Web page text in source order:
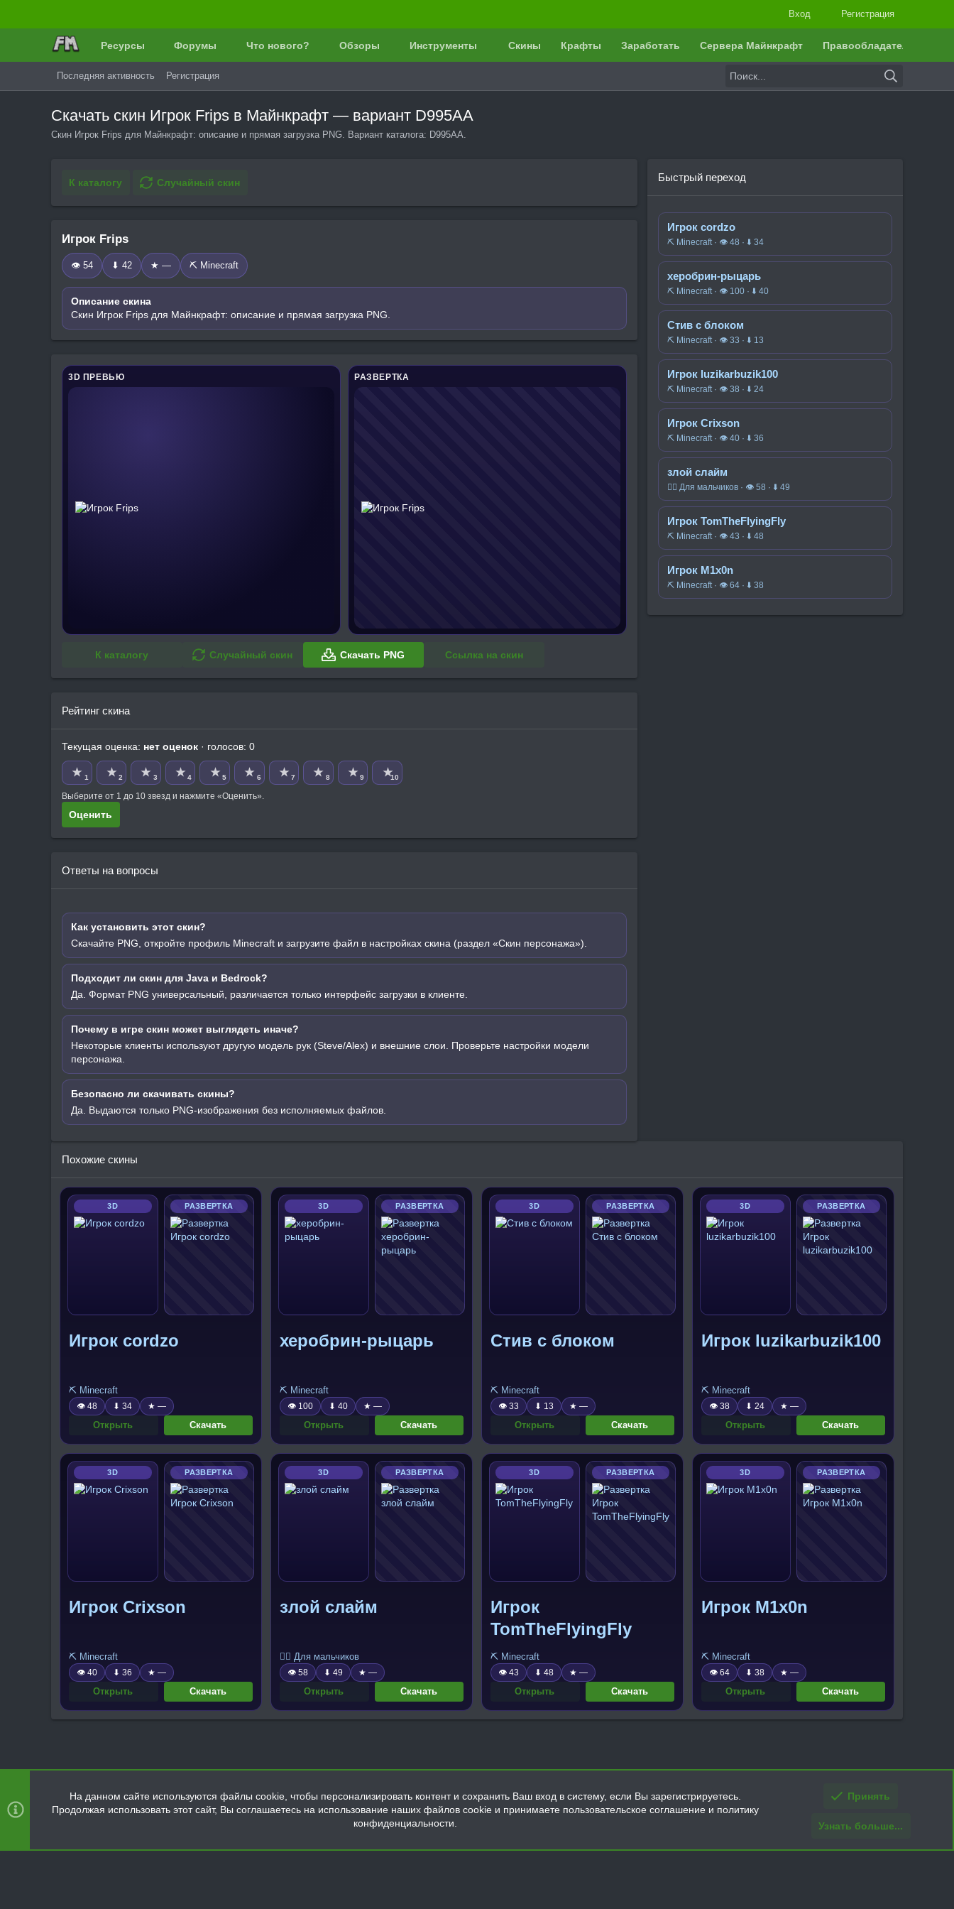
Вход Регистрация
Ресурсы Форумы Что нового? Обзоры Инструменты Скины Крафты Заработать Сервера Майнкрафт Правообладателям
Последняя активность Регистрация
Скачать скин Игрок Frips в Майнкрафт — вариант D995AA
Скин Игрок Frips для Майнкрафт: описание и прямая загрузка PNG. Вариант каталога: D995AA.
К каталогу Случайный скин
Игрок Frips
👁 54 ⬇ 42 ★ — ⛏️ Minecraft
Описание скина
Скин Игрок Frips для Майнкрафт: описание и прямая загрузка PNG.
3D ПРЕВЬЮ РАЗВЕРТКА
К каталогу Случайный скин Скачать PNG Ссылка на скин
Рейтинг скина
Текущая оценка: нет оценок · голосов: 0
★ 1 ★ 2 ★ 3 ★ 4 ★ 5 ★ 6 ★ 7 ★ 8 ★ 9 ★10
Выберите от 1 до 10 звезд и нажмите «Оценить».
Оценить
Ответы на вопросы
Как установить этот скин?
Скачайте PNG, откройте профиль Minecraft и загрузите файл в настройках скина (раздел «Скин персонажа»).
Подходит ли скин для Java и Bedrock?
Да. Формат PNG универсальный, различается только интерфейс загрузки в клиенте.
Почему в игре скин может выглядеть иначе?
Некоторые клиенты используют другую модель рук (Steve/Alex) и внешние слои. Проверьте настройки модели
персонажа.
Безопасно ли скачивать скины?
Да. Выдаются только PNG-изображения без исполняемых файлов.
Быстрый переход
Игрок cordzo
⛏️ Minecraft · 👁 48 · ⬇ 34
херобрин-рыцарь
⛏️ Minecraft · 👁 100 · ⬇ 40
Стив с блоком
⛏️ Minecraft · 👁 33 · ⬇ 13
Игрок luzikarbuzik100
⛏️ Minecraft · 👁 38 · ⬇ 24
Игрок Crixson
⛏️ Minecraft · 👁 40 · ⬇ 36
злой слайм
🧍‍♂️ Для мальчиков · 👁 58 · ⬇ 49
Игрок TomTheFlyingFly
⛏️ Minecraft · 👁 43 · ⬇ 48
Игрок M1x0n
⛏️ Minecraft · 👁 64 · ⬇ 38
Похожие скины
3D РАЗВЕРТКА
Игрок cordzo
⛏️ Minecraft
👁 48 ⬇ 34 ★ —
Открыть Скачать
3D РАЗВЕРТКА
херобрин-рыцарь
⛏️ Minecraft
👁 100 ⬇ 40 ★ —
Открыть Скачать
3D РАЗВЕРТКА
Стив с блоком
⛏️ Minecraft
👁 33 ⬇ 13 ★ —
Открыть Скачать
3D РАЗВЕРТКА
Игрок luzikarbuzik100
⛏️ Minecraft
👁 38 ⬇ 24 ★ —
Открыть Скачать
3D РАЗВЕРТКА
Игрок Crixson
⛏️ Minecraft
👁 40 ⬇ 36 ★ —
Открыть Скачать
3D РАЗВЕРТКА
злой слайм
🧍‍♂️ Для мальчиков
👁 58 ⬇ 49 ★ —
Открыть Скачать
3D РАЗВЕРТКА
Игрок
TomTheFlyingFly
⛏️ Minecraft
👁 43 ⬇ 48 ★ —
Открыть Скачать
3D РАЗВЕРТКА
Игрок M1x0n
⛏️ Minecraft
👁 64 ⬇ 38 ★ —
Открыть Скачать
Главная
R
S
На данном сайте используются файлы cookie, чтобы персонализировать контент и сохранить Ваш вход в систему, если Вы зарегистрируетесь.
Продолжая использовать этот сайт, Вы соглашаетесь на использование наших файлов cookie и принимаете пользовательское соглашение и политику
конфиденциальности.
Принять
Узнать больше...